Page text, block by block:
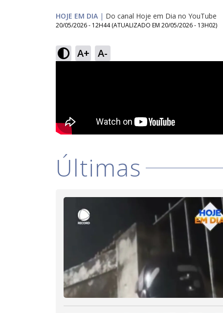
HOJE EM DIA | Do canal Hoje em Dia no YouTube
20/05/2026 - 12H44 (ATUALIZADO EM 20/05/2026 - 13H02)
A+ A-
Últimas